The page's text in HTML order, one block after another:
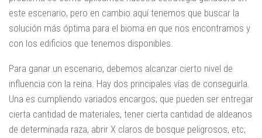
este escenario, pero en cambio aquí tenemos que buscar la
solución más óptima para el bioma en que nos encontramos y
con los edificios que tenemos disponibles.
Para ganar un escenario, debemos alcanzar cierto nivel de
influencia con la reina. Hay dos principales vías de conseguirla.
Una es cumpliendo variados encargos; que pueden ser entregar
cierta cantidad de materiales, tener cierta cantidad de aldeanos
de determinada raza, abrir X claros de bosque peligrosos, etc;